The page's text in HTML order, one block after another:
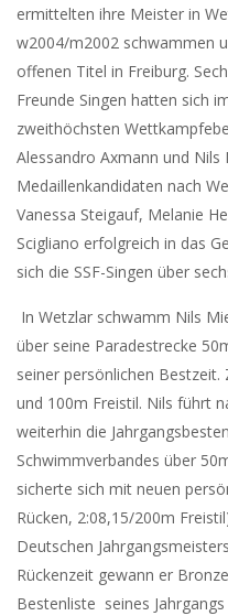
ermittelten ihre Meister in
w2004/m2002 schwammen
offenen Titel in Freiburg.
Freunde Singen hatten sich
zweithöchsten
Alessandro Axmann und Nils
Medaillenkandidaten nach
Vanessa Steigauf, Melanie
Scigliano erfolgreich in das
sich die SSF-Singen über
In Wetzlar schwamm Nils
über seine Paradestrecke
seiner persönlichen
und 100m Freistil. Nils führt
weiterhin die
Schwimmverbandes über
sicherte sich mit neuen
Rücken, 2:08,15/200m
Deutschen
Rückenzeit gewann er
Bestenliste seines